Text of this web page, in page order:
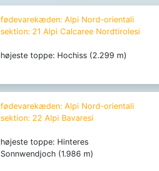
fødevarekæden: Alpi Nord-orientali
sektion: 21 Alpi Calcaree Nordtirolesi
højeste toppe: Hochiss (2.299 m)
fødevarekæden: Alpi Nord-orientali
sektion: 22 Alpi Bavaresi
højeste toppe: Hinteres
Sonnwendjoch (1.986 m)